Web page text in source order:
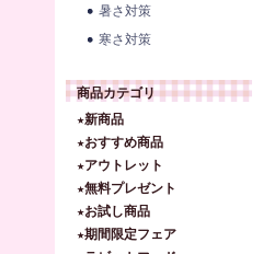
暑さ対策
寒さ対策
商品カテゴリ
★新商品
★おすすめ商品
★アウトレット
★無料プレゼント
★お試し商品
★期間限定フェア